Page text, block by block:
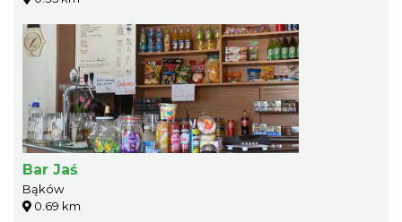
Bar Jaś
Bąków
0.69 km